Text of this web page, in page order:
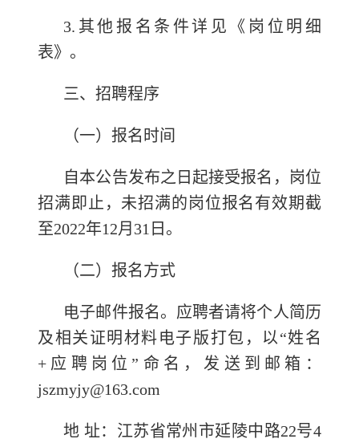
3.其他报名条件详见《岗位明细
表》。
三、招聘程序
（一）报名时间
自本公告发布之日起接受报名，岗位
招满即止，未招满的岗位报名有效期截
至2022年12月31日。
（二）报名方式
电子邮件报名。应聘者请将个人简历
及相关证明材料电子版打包，以“姓名
+应聘岗位”命名，发送到邮箱：
jszmyjy@163.com
地 址：江苏省常州市延陵中路22号4